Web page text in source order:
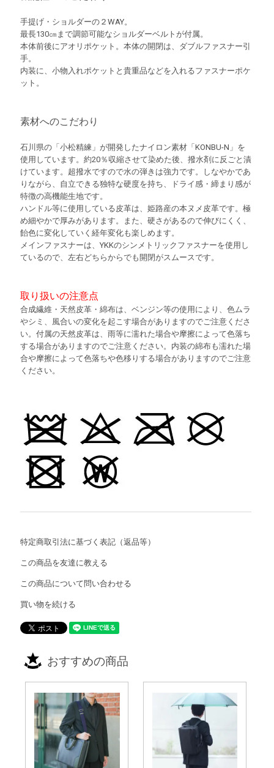
手提げ・ショルダーの２WAY。
最長130㎝まで調節可能なショルダーベルトが付属。
本体前後にアオリポケット。本体の開閉は、ダブルファスナー引
手。
内装に、小物入れポケットと貴重品などを入れるファスナーポケ
ット。
素材へのこだわり
石川県の「小松精練」が開発したナイロン素材「KONBU-N」を
使用しています。約20％収縮させて染めた後、撥水剤に反ごと漬
けています。超撥水ですので水の弾きは強力です。しなやかであ
りながら、自立できる独特な硬度を持ち、ドライ感・締まり感が
特徴の高機能生地です。
ハンドル等に使用している皮革は、姫路産の本ヌメ皮革です。極
め細やかで厚みがあります。また、硬さがあるので伸びにくく、
飴色に変化していく経年変化も楽しめます。
メインファスナーは、YKKのシンメトリックファスナーを使用し
ているので、左右どちらからでも開閉がスムースです。
取り扱いの注意点
合成繊維・天然皮革・綿布は、ベンジン等の使用により、色ムラ
やシミ、風合いの変化を起こす場合がありますのでご注意くださ
い。付属の天然皮革は、雨等に濡れた場合や摩擦によって色落ち
する場合がありますのでご注意ください。内装の綿布も濡れた場
合や摩擦によって色落ちや色移りする場合がありますのでご注意
ください。
特定商取引法に基づく表記（返品等）
この商品を友達に教える
この商品について問い合わせる
買い物を続ける
おすすめの商品